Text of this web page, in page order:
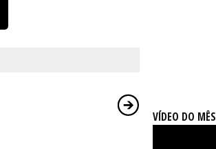
VÍDEO DO MÊS